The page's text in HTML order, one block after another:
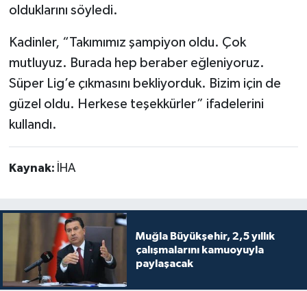
olduklarını söyledi.
Kadinler, “Takımımız şampiyon oldu. Çok
mutluyuz. Burada hep beraber eğleniyoruz.
Süper Lig’e çıkmasını bekliyorduk. Bizim için de
güzel oldu. Herkese teşekkürler” ifadelerini
kullandı.
Kaynak: İHA
Muğla Büyükşehir, 2,5 yıllık
çalışmalarını kamuoyuyla
paylaşacak